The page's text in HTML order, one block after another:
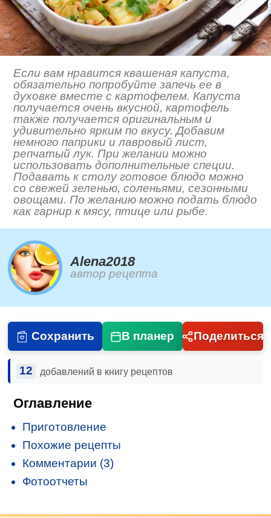
Если вам нравится квашеная капуста,
обязательно попробуйте запечь ее в
духовке вместе с картофелем. Капуста
получается очень вкусной, картофель
также получается оригинальным и
удивительно ярким по вкусу. Добавим
немного паприки и лавровый лист,
репчатый лук. При желании можно
использовать дополнительные специи.
Подавать к столу готовое блюдо можно
со свежей зеленью, соленьями, сезонными
овощами. По желанию можно подать блюдо
как гарнир к мясу, птице или рыбе.
Alena2018
автор рецепта
Сохранить В планер Поделиться
12 добавлений в книгу рецептов
Оглавление
Приготовление
Похожие рецепты
Комментарии (3)
Фотоотчеты